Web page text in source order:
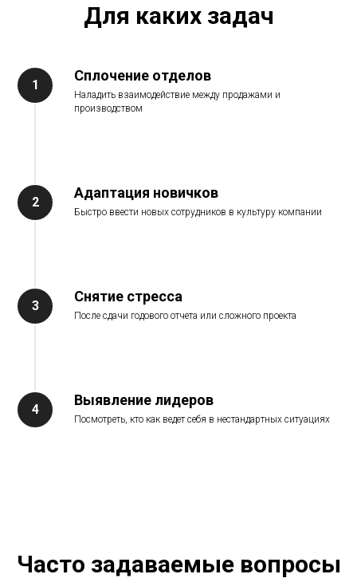
Для каких задач
Сплочение отделов
Наладить взаимодействие между продажами и
производством
Адаптация новичков
Быстро ввести новых сотрудников в культуру компании
Снятие стресса
После сдачи годового отчета или сложного проекта
Выявление лидеров
Посмотреть, кто как ведет себя в нестандартных ситуациях
Часто задаваемые вопросы